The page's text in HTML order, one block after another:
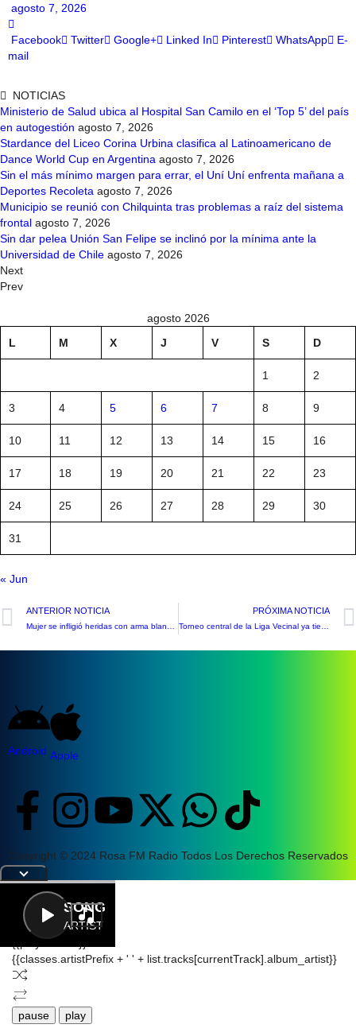
agosto 7, 2026
Facebook Twitter Google+ Linked In Pinterest WhatsApp
E-
mail
NOTICIAS
Ministerio de Salud ubica al Hospital San Camilo en el ‘Top 5’ del país
en autogestión agosto 7, 2026
Stardance del Liceo Corina Urbina clasifica al Latinoamericano de
Dance World Cup en Argentina agosto 7, 2026
Sin el más mínimo margen para errar, el Uní Uní enfrenta mañana a
Deportes Recoleta agosto 7, 2026
Municipio se reunió con Chilquinta tras problemas a raíz del sistema
frontal agosto 7, 2026
Sin dar pelea Unión San Felipe se inclinó por la mínima ante la
Universidad de Chile agosto 7, 2026
Next
Prev
agosto 2026
L
M X J V S D
1 2
3 4 5 6 7 8 9
10 11 12 13 14 15 16
17 18 19 20 21 22 23
24 25 26 27 28 29 30
31
« Jun
ANTERIOR NOTICIA PRÓXIMA NOTICIA
Android Apple
Copyright © 2024 Rosa FM Radio Todos Los Derechos Reservados
|
SONG
ARTIST
Letra
{{playListTitle}}
{{classes.artistPrefix + ' ' + list.tracks[currentTrack].album_artist}}
pause play